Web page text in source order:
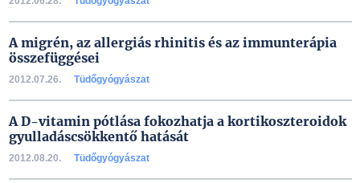
A migrén, az allergiás rhinitis és az immunterápia
összefüggései
2012.07.26. Tüdőgyógyászat
A D-vitamin pótlása fokozhatja a kortikoszteroidok
gyulladáscsökkentő hatását
2012.08.20. Tüdőgyógyászat